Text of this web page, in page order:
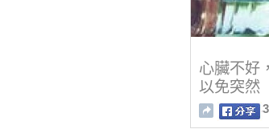
心臟不好
以免突然